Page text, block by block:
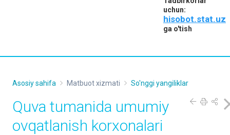
uchun:
hisobot.stat.uz
ga o'tish
Asosiy sahifa Matbuot xizmati So'nggi yangiliklar
Quva tumanida umumiy
ovqatlanish korxonalari